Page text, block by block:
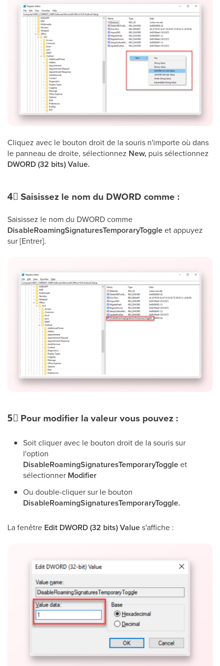
Cliquez avec le bouton droit de la souris n'importe où dans
le panneau de droite, sélectionnez New, puis sélectionnez
DWORD (32 bits) Value.
4⃣ Saisissez le nom du DWORD comme :
Saisissez le nom du DWORD comme
DisableRoamingSignaturesTemporaryToggleet appuyez
sur [Entrer].
5⃣ Pour modifier la valeur vous pouvez :
Soit cliquer avec le bouton droit de la souris sur
l'option
DisableRoamingSignaturesTemporaryToggleet
sélectionner Modifier
Ou double-cliquer sur le bouton
DisableRoamingSignaturesTemporaryToggle.
La fenêtre Edit DWORD (32 bits) Values'affiche :